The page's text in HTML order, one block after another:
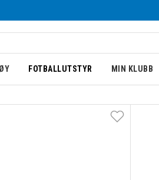
FOTBALLUTSTYR MIN KLUBB